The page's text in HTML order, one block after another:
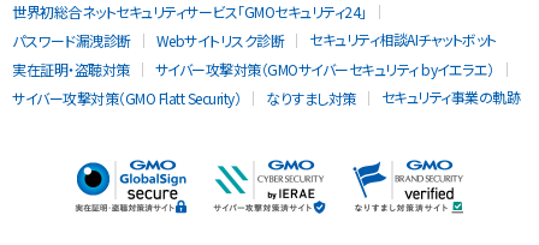
世界初総合ネットセキュリティサービス「GMOセキュリティ24」
パスワード漏洩診断
Webサイトリスク診断
セキュリティ相談AIチャットボット
実在証明・盗聴対策
サイバー攻撃対策（GMOサイバーセキュリティ byイエラエ）
サイバー攻撃対策（GMO Flatt Security）
なりすまし対策 セキュリティ事業の軌跡